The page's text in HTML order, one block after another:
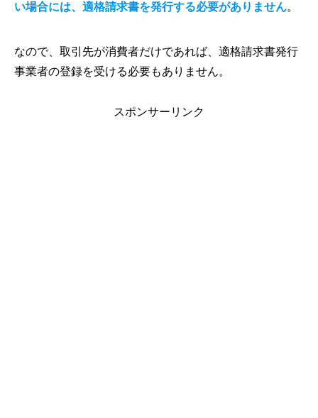
い場合には、適格請求書を発行する必要がありません。
なので、取引先が消費者だけであれば、適格請求書発行
事業者の登録を受ける必要もありません。
スポンサーリンク